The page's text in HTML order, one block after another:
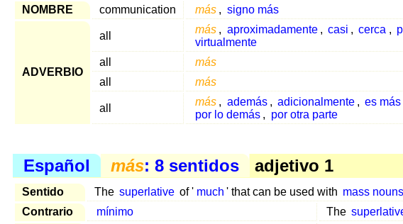
NOMBRE
communication más , signo más
ADVERBIO
all
más , aproximadamente , casi , cerca ,
virtualmente
all más
all
más
all
más , además , adicionalmente , es más
por lo demás , por otra parte
Español más: 8 sentidos adjetivo 1
Sentido The superlative of ' much ' that can be used with mass nouns
Contrario
mínimo The